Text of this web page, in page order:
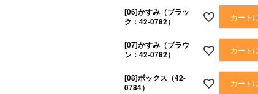
[06]かすみ（ブラッ
ク：42-0782）
カート
[07]かすみ（ブラウ
ン：42-0782）
カート
[08]ボックス（42-
0784）
カート